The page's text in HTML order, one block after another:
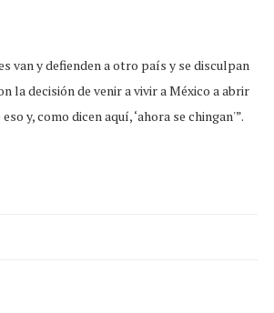
van y defienden a otro país y se disculpan
la decisión de venir a vivir a México a abrir
y, como dicen aquí, ‘ahora se chingan'”.